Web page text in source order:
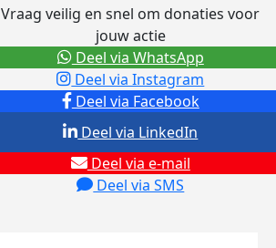
Vraag veilig en snel om donaties voor
jouw actie
Deel via Facebook
Deel via Instagram
Deel via e-mail
Deel via SMS
Deel via LinkedIn
Deel via WhatsApp